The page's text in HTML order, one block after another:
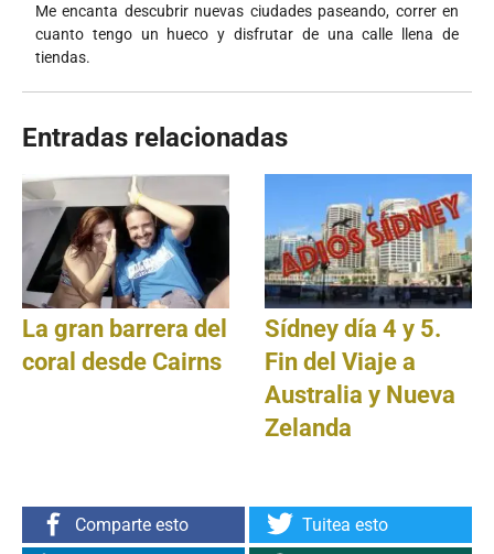
Me encanta descubrir nuevas ciudades paseando, correr en
cuanto tengo un hueco y disfrutar de una calle llena de
tiendas.
Entradas relacionadas
La gran barrera del
coral desde Cairns
Sídney día 4 y 5.
Fin del Viaje a
Australia y Nueva
Zelanda
Comparte esto Tuitea esto